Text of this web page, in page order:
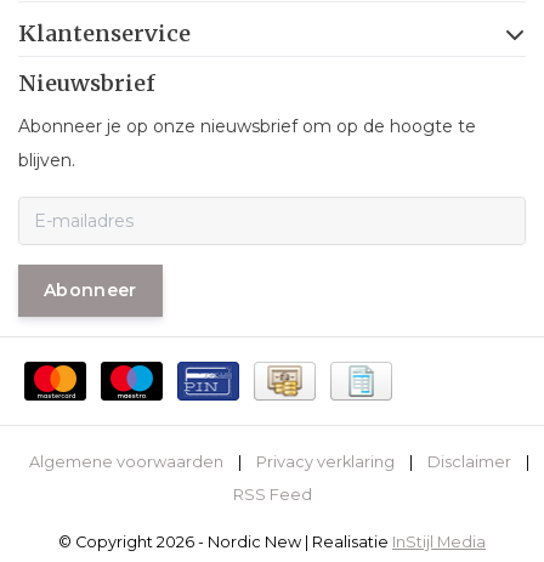
Klantenservice
Nieuwsbrief
Abonneer je op onze nieuwsbrief om op de hoogte te
blijven.
Abonneer
Algemene voorwaarden Privacy verklaring Disclaimer
RSS Feed
© Copyright 2026 - Nordic New | Realisatie InStijl Media